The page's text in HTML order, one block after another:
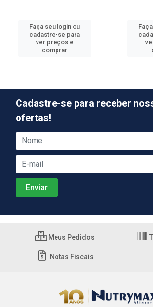
Faça seu login ou
cadastre-se para
ver preços e
comprar
Cadastre-se para receber
ofertas!
Meus Pedidos
Notas Fiscais